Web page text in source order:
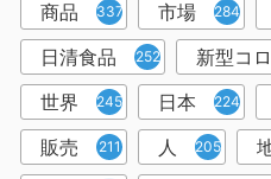
商品 337 市場 284
日清食品 252
世界 245 日本 224
販売 211 人 205